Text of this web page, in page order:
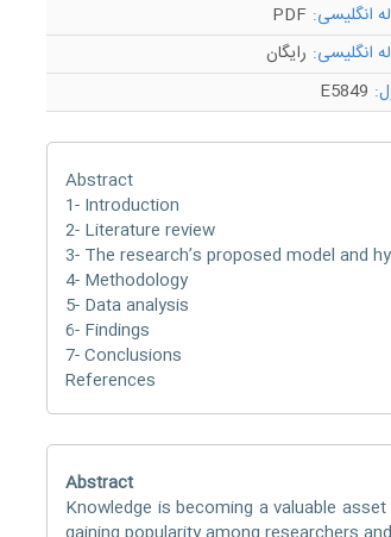
انگلیسی: PDF
انگلیسی: رایگان
E5849
Abstract
1- Introduction
2- Literature review
3- The research’s proposed model and
4- Methodology
5- Data analysis
6- Findings
7- Conclusions
References
Abstract
Knowledge is becoming a valuable